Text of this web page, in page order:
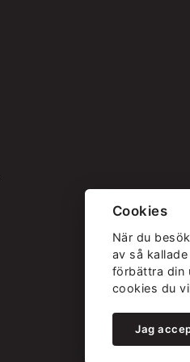
Cookies
När du
av så
förbättra din
cookies du
Jag